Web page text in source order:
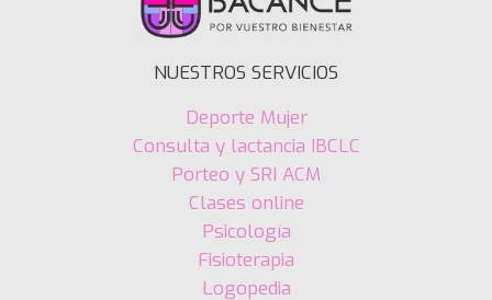
NUESTROS SERVICIOS
Deporte Mujer
Consulta y lactancia IBCLC
Porteo y SRI ACM
Clases online
Psicología
Fisioterapia
Logopedia